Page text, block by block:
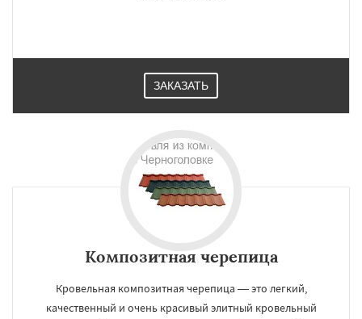
ЗАКАЗАТЬ
Композитная черепица
Кровельная композитная черепица — это легкий,
качественный и очень красивый элитный кровельный